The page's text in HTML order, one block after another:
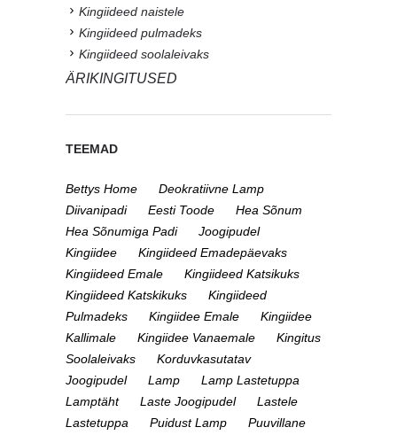
Kingiideed naistele
Kingiideed pulmadeks
Kingiideed soolaleivaks
ÄRIKINGITUSED
TEEMAD
Bettys Home
Deokratiivne Lamp
Diivanipadi
Eesti Toode
Hea Sõnum
Hea Sõnumiga Padi
Joogipudel
Kingiidee
Kingiideed Emadepäevaks
Kingiideed Emale
Kingiideed Katsikuks
Kingiideed Katskikuks
Kingiideed
Pulmadeks
Kingiidee Emale
Kingiidee
Kallimale
Kingiidee Vanaemale
Kingitus
Soolaleivaks
Korduvkasutatav
Joogipudel
Lamp
Lamp Lastetuppa
Lamptäht
Laste Joogipudel
Lastele
Lastetuppa
Puidust Lamp
Puuvillane